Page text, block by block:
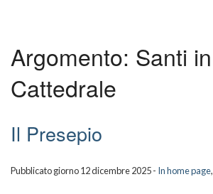
Storia della Cattedrale
Scuola della Cattedrale
Video
Santi in Cattedrale
Argomento: Santi in
Cattedrale
Il Presepio
Pubblicato giorno 12 dicembre 2025 - In home page,